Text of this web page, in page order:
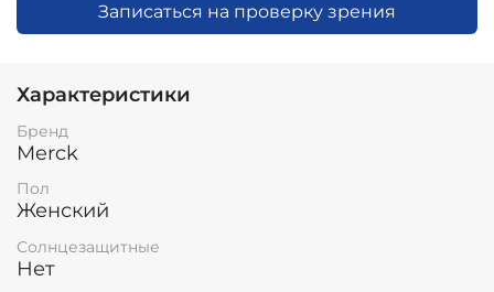
Записаться на проверку зрения
Характеристики
Бренд
Merck
Пол
Женский
Солнцезащитные
Нет